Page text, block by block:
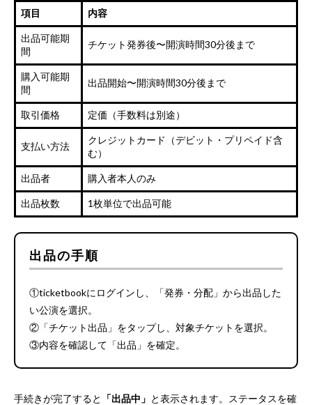
項目 内容
出品可能期
間
チケット発券後〜開演時間30分後まで
購入可能期
間
出品開始〜開演時間30分後まで
取引価格 定価（手数料は別途）
支払い方法
クレジットカード（デビット・プリペイド含
む）
出品者 購入者本人のみ
出品枚数 1枚単位で出品可能
出品の手順
①ticketbookにログインし、「発券・分配」から出品した
い公演を選択。
②「チケット出品」をタップし、対象チケットを選択。
③内容を確認して「出品」を確定。
手続きが完了すると 「出品中」 と表示されます。ステータスを確